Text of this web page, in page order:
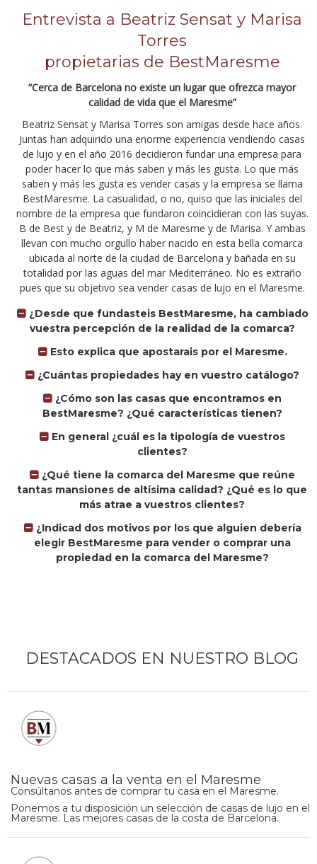
Entrevista a Beatriz Sensat y Marisa
Torres
propietarias de BestMaresme
“Cerca de Barcelona no existe un lugar que ofrezca mayor
calidad de vida que el Maresme”
Beatriz Sensat y Marisa Torres son amigas desde hace años.
Juntas han adquirido una enorme experiencia vendiendo casas
de lujo y en el año 2016 decidieron fundar una empresa para
poder hacer lo que más saben y más les gusta. Lo que más
saben y más les gusta es vender casas y la empresa se llama
BestMaresme. La casualidad, o no, quiso que las iniciales del
nombre de la empresa que fundaron coincidieran con las suyas.
B de Best y de Beatriz, y M de Maresme y de Marisa. Y ambas
llevan con mucho orgullo haber nacido en esta bella comarca
ubicada al norte de la ciudad de Barcelona y bañada en su
totalidad por las aguas del mar Mediterráneo. No es extraño
pues que su objetivo sea vender casas de lujo en el Maresme.
¿Desde que fundasteis BestMaresme, ha cambiado
vuestra percepción de la realidad de la comarca?
Esto explica que apostarais por el Maresme.
¿Cuántas propiedades hay en vuestro catálogo?
¿Cómo son las casas que encontramos en
BestMaresme? ¿Qué características tienen?
En general ¿cuál es la tipología de vuestros
clientes?
¿Qué tiene la comarca del Maresme que reúne
tantas mansiones de altísima calidad? ¿Qué es lo que
más atrae a vuestros clientes?
¿Indicad dos motivos por los que alguien debería
elegir BestMaresme para vender o comprar una
propiedad en la comarca del Maresme?
DESTACADOS EN NUESTRO BLOG
Nuevas casas a la venta en el Maresme
Consúltanos antes de comprar tu casa en el Maresme.
Ponemos a tu disposición un selección de casas de lujo en el
Maresme. Las mejores casas de la costa de Barcelona.